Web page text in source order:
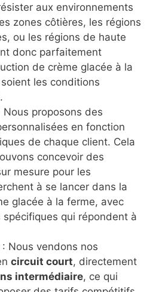
aux environnements
zones côtières, les régions
ou les régions de haute
donc parfaitement
de crème glacée à la
les conditions
Nous proposons des
en fonction
de chaque client. Cela
concevoir des
mesure pour les
à se lancer dans la
glacée à la ferme, avec
qui répondent à
: Nous vendons nos
circuit court, directement
intermédiaire, ce qui